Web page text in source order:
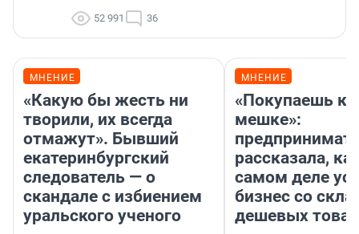
52 991 36
МНЕНИЕ
«Какую бы жесть ни
творили, их всегда
отмажут». Бывший
екатеринбургский
следователь — о
скандале с избиением
уральского ученого
МНЕНИЕ
«Покупаешь
мешке»:
рассказала,
самом деле
бизнес со
дешевых